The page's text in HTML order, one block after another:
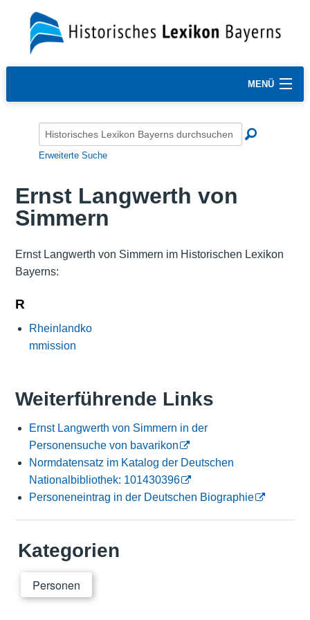
MENÜ
Erweiterte Suche
Ernst Langwerth von
Simmern
Ernst Langwerth von Simmern im Historischen Lexikon
Bayerns:
R
Rheinlandko
mmission
Weiterführende Links
Ernst Langwerth von Simmern in der
Personensuche von bavarikon
Normdatensatz im Katalog der Deutschen
Nationalbibliothek: 101430396
Personeneintrag in der Deutschen Biographie
Kategorien
Personen